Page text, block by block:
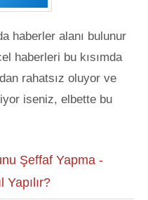
haberler alanı bulunur
haberleri bu kısımda
rahatsız oluyor ve
iseniz, elbette bu
Şeffaf Yapma -